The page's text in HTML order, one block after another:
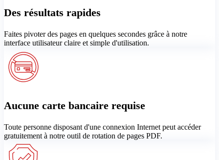
Des résultats rapides
Faites pivoter des pages en quelques secondes grâce à notre
interface utilisateur claire et simple d'utilisation.
Aucune carte bancaire requise
Toute personne disposant d'une connexion Internet peut accéder
gratuitement à notre outil de rotation de pages PDF.